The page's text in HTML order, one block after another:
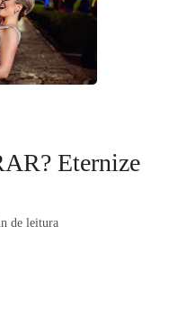
Eternize
de leitura